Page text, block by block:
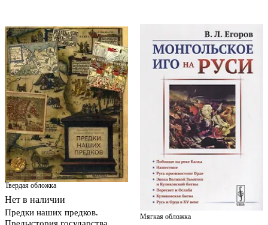
Твердая обложка
Нет в наличии
Предки наших предков.
Предыстория государства
Мягкая обложка